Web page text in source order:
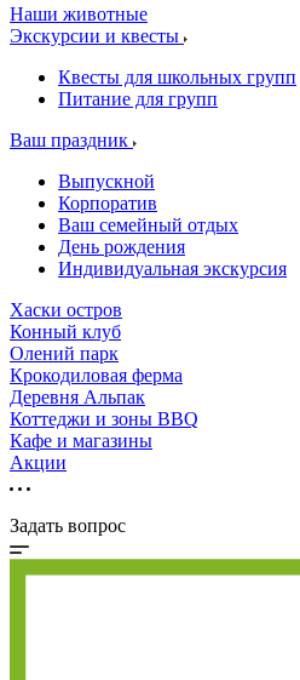
Наши животные
Экскурсии и квесты
Квесты для школьных групп
Питание для групп
Ваш праздник
Выпускной
Корпоратив
Ваш семейный отдых
День рождения
Индивидуальная экскурсия
Хаски остров
Конный клуб
Олений парк
Крокодиловая ферма
Деревня Альпак
Коттеджи и зоны BBQ
Кафе и магазины
Акции
Задать вопрос